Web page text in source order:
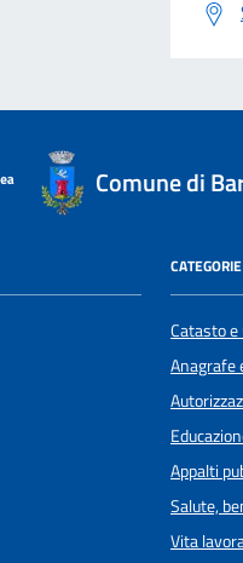
Comune di
Catasto
Anagrafe
Appalti
Salute,
Vita